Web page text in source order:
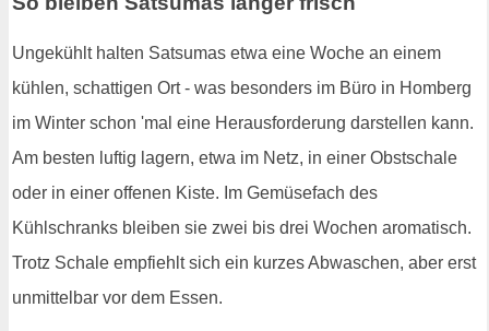
Ungekühlt halten Satsumas etwa eine Woche an einem
kühlen, schattigen Ort - was besonders im Büro in Homberg
im Winter schon 'mal eine Herausforderung darstellen kann.
Am besten luftig lagern, etwa im Netz, in einer Obstschale
oder in einer offenen Kiste. Im Gemüsefach des
Kühlschranks bleiben sie zwei bis drei Wochen aromatisch.
Trotz Schale empfiehlt sich ein kurzes Abwaschen, aber erst
unmittelbar vor dem Essen.